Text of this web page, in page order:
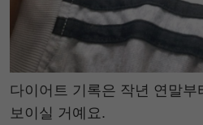
다이어트 기록은 작년 연말부
보이실 거예요.